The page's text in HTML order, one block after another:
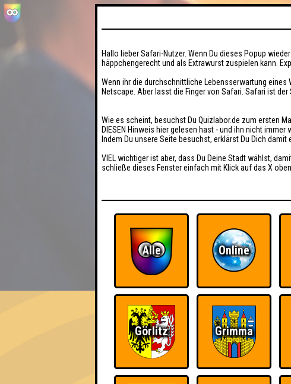
EVENTS
Dino-Sours
Errungenschaften
Kleiner Hinweis: bei uns sind Teams, die in
für diese auch Errungenschaften für den 1. Platz.
Hallo lieber Safari-Nutzer. Wenn Du dieses Popup
häppchengerecht und als Extrawurst zuspielen kann.
Wenn ihr die durchschnittliche Lebensserwartung eines
Netscape. Aber lasst die Finger von Safari. Safari ist der
Wie es scheint, besuchst Du Quizlabor.de zum ersten
DIESEN Hinweis hier gelesen hast - und ihn nicht
Indem Du unsere Seite besuchst, erklärst Du Dich damit
VIEL wichtiger ist aber, dass Du Deine Stadt wählst,
schließe dieses Fenster einfach mit Klick auf das X
Alle Online
Görlitz Grimma